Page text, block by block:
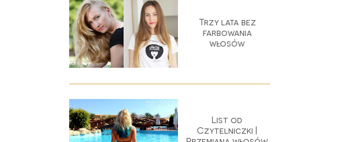
Trzy lata bez
farbowania
włosów
List od
Czytelniczki |